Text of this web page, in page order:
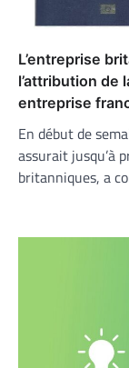
L’entreprise
l’attribution de
entreprise
En début de
assurait jusqu’à
britanniques, a